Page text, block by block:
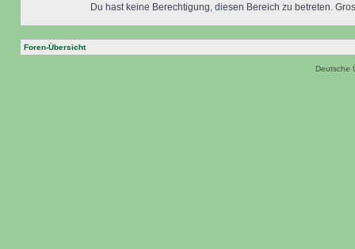
Du hast keine Berechtigung, diesen Bereich zu betreten.
Foren-Übersicht
Deutsche